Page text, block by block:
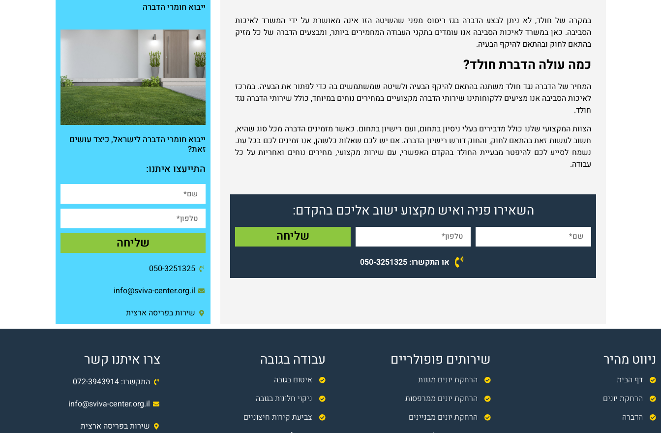
במקרה של חולד, לא ניתן לבצע הדברה בגז ריסוס מפני שהשיטה הזו אינה מאושרת על ידי המשרד לאיכות
הסביבה. כאן במשרד לאיכות הסביבה אנו עומדים בתקני העבודה המחמירים ביותר, ומבצעים הדברה של כל מזיק
בהתאם לחוק ובהתאם להיקף הבעיה.
כמה עולה הדברת חולד?
המחיר של הדברה נגד חולד משתנה בהתאם להיקף הבעיה ולשיטה שמשתמשים בה כדי לפתור את הבעיה. במרכז
לאיכות הסביבה אנו מציעים ללקוחותינו שירותי הדברה מקצועיים במחירים נוחים במיוחד, כולל שירותי הדברה נגד
חולד.
הצוות המקצועי שלנו כולל מדבירים בעלי ניסיון בתחום, ועם רישיון בתחום. כאשר מזמינים הדברה מכל סוג שהיא,
חשוב לעשות זאת בהתאם לחוק, והחוק דורש רישיון הדברה. אם יש לכם שאלות כלשהן, אנו זמינים לכם בכל עת.
נשמח לסייע לכם להיפטר מבעיית החולד בהקדם האפשרי, עם שירות מקצועי, מחירים נוחים ואחריות על כל
עבודה.
השאירו פניה ואיש מקצוע ישוב אליכם בהקדם:
שליחה
או התקשרו: 050-3251325
ייבוא חומרי הדברה
ייבוא חומרי הדברה לישראל, כיצד עושים
זאת?
התייעצו איתנו:
שליחה
050-3251325
info@sviva-center.org.il
שירות בפריסה ארצית
ניווט מהיר
דף הבית
הרחקת יונים
הדברה
שירותים פופולריים
הרחקת יונים מגגות
הרחקת יונים ממרפסות
הרחקת יונים מבניינים
עבודה בגובה
איטום בגובה
ניקוי חלונות בגובה
צביעת קירות חיצוניים
צרו איתנו קשר
התקשרו:072-3943914
info@sviva-center.org.il
שירות בפריסה ארצית